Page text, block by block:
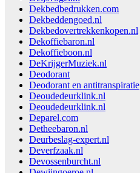
Dekbedbedrukken.com
Dekbeddengoed.nl
Dekbedovertrekkenkopen.nl
Dekoffiebaron.nl
Dekoffieboon.nl
DeKrijgerMuziek.nl
Deodorant
Deodorant en antitranspiratie
Deoudedeurklink.nl
Deoudedeurklink.nl
Deparel.com
Detheebaron.nl
Deurbeslag-expert.nl
Deverfzaak.nl
Devossenburcht.nl